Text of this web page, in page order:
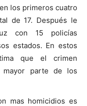
los primeros cuatro
de 17. Después le
con 15 policías
estados. En estos
que el crimen
mayor parte de los
mas homicidios es